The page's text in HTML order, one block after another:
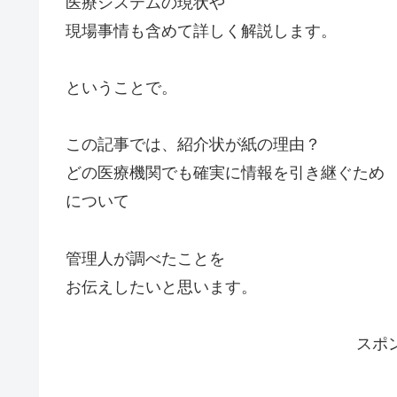
現場事情も含めて詳しく解説します。
ということで。
この記事では、紹介状が紙の理由？
どの医療機関でも確実に情報を引き継ぐため
について
管理人が調べたことを
お伝えしたいと思います。
スポ